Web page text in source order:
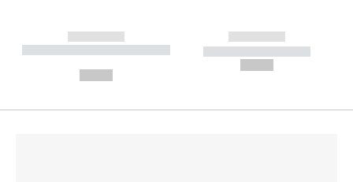
------------
----------- ----------- --------
------------
----------- -----------